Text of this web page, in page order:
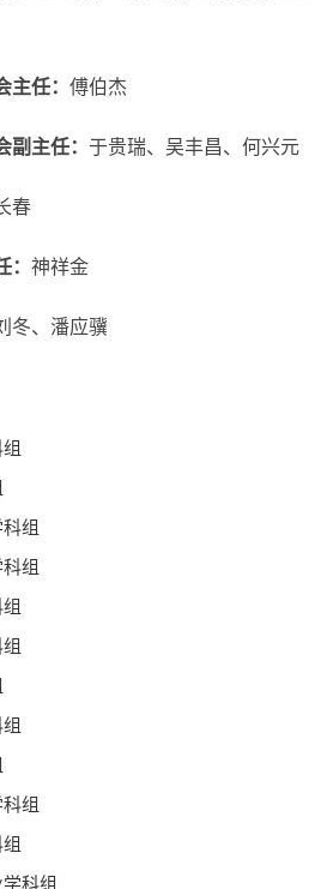
主任： 傅伯杰
副 主任： 于贵瑞、吴丰昌、何兴元
春
神祥金
冬、 潘应骥
组
组
组
科组